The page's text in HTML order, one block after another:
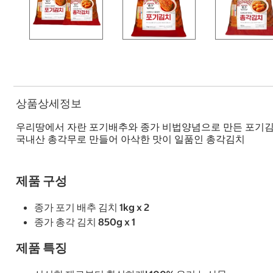
상품상세정보
우리땅에서 자란 포기배추와 종가 비법양념으로 만든 포기
국내산 총각무로 만들어 아삭한 맛이 일품인 총각김치
제품 구성
종가 포기 배추 김치 1kg x 2
종가 총각 김치 850g x 1
제품 특징